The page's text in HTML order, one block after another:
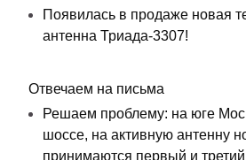
Появилась в продаже новая
антенна Триада-3307!
Отвечаем на письма
Решаем проблему: на юге
шоссе, на активную антенну
принимаются первый и